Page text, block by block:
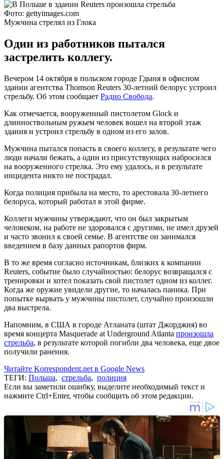
Фото: gettyimages.com
Мужчина стрелял из Глока
Один из работников пытался
застрелить коллегу.
Вечером 14 октября в польском городе Гдыня в офисном
здании агентства Thomson Reuters 30-летний белорус устроил
стрельбу. Об этом сообщает Радио Свобода.
Как отмечается, вооруженный пистолетом Glock и
длинноствольным ружьем человек вошел на второй этаж
здания и устроил стрельбу в одном из его залов.
Мужчина пытался попасть в своего коллегу, в результате чего
люди начали бежать, а один из присутствующих набросился
на вооруженного стрелка. Это ему удалось, и в результате
инцидента никто не пострадал.
Когда полиция прибыла на место, то арестовала 30-летнего
белоруса, который работал в этой фирме.
Коллеги мужчины утверждают, что он был закрытым
человеком, на работе не здоровался с другими, не имел друзей
и часто звонил к своей семье. В агентстве он занимался
введением в базу данных рапортов фирм.
В то же время согласно источникам, близких к компании
Reuters, событие было случайностью: белорус возвращался с
тренировки и хотел показать свой пистолет одном из коллег.
Когда же оружие увидели другие, то началась паника. При
попытке вырвать у мужчины пистолет, случайно произошли
два выстрела.
Напомним, в США в городе Атланата (штат Джорджия) во
время концерта Masquerade at Underground Atlanta произошла
стрельба, в результате которой погибли два человека, еще двое
получили ранения.
Читайте Korrespondent.net в Google News
ТЕГИ: Польша, стрельба, полиция
Если вы заметили ошибку, выделите необходимый текст и
нажмите Ctrl+Enter, чтобы сообщить об этом редакции.